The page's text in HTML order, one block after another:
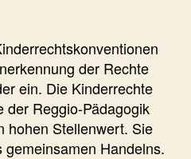
der Rechte
ein. Die Kinderrechte
der Reggio-Pädagogik
hohen Stellenwert. Sie
Handelns.